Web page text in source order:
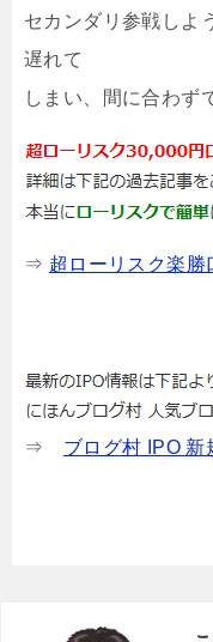
セカンダリ参戦しよ
遅れて
しまい、間に合わず
⇒ 超ローリスク楽勝
⇒ ブログ村 IPO 新